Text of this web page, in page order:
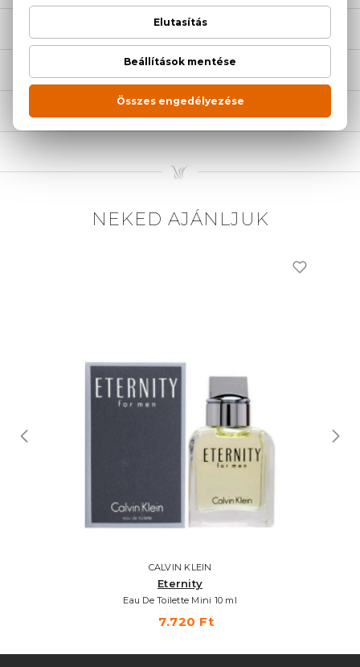
NEKED AJÁNLJUK
CALVIN KLEIN
Eternity
Eau De Toilette Mini 10 ml
7.720 Ft